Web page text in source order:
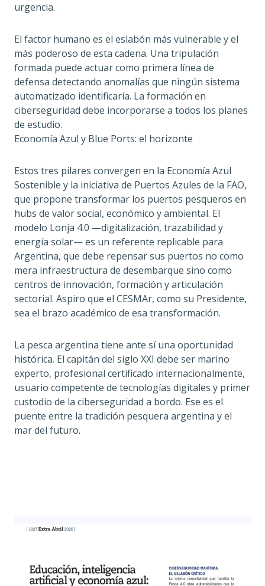
urgencia.
El factor humano es el eslabón más vulnerable y el
más poderoso de esta cadena. Una tripulación
formada puede actuar como primera línea de
defensa detectando anomalías que ningún sistema
automatizado identificaría. La formación en
ciberseguridad debe incorporarse a todos los planes
de estudio.
Economía Azul y Blue Ports: el horizonte
Estos tres pilares convergen en la Economía Azul
Sostenible y la iniciativa de Puertos Azules de la FAO,
que propone transformar los puertos pesqueros en
hubs de valor social, económico y ambiental. El
modelo Lonja 4.0 —digitalización, trazabilidad y
energía solar— es un referente replicable para
Argentina, que debe repensar sus puertos no como
mera infraestructura de desembarque sino como
centros de innovación, formación y articulación
sectorial. Aspiro que el CESMAr, como su Presidente,
sea el brazo académico de esa transformación.
La pesca argentina tiene ante sí una oportunidad
histórica. El capitán del siglo XXI debe ser marino
experto, profesional certificado internacionalmente,
usuario competente de tecnologías digitales y primer
custodio de la ciberseguridad a bordo. Ese es el
puente entre la tradición pesquera argentina y el
mar del futuro.